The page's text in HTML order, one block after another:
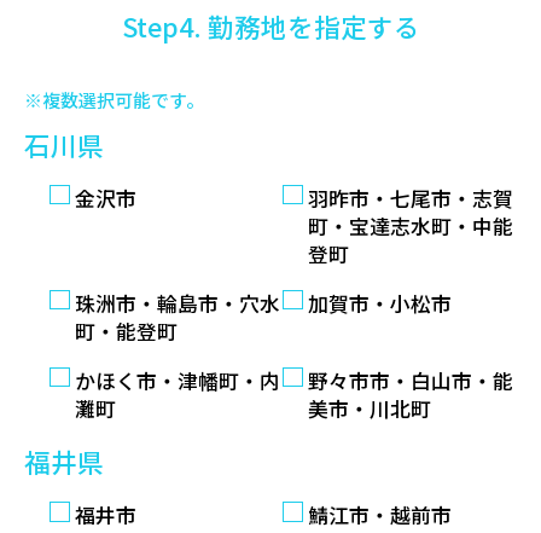
Step4. 勤務地を指定する
※複数選択可能です。
石川県
金沢市
羽昨市・七尾市・志賀
町・宝達志水町・中能
登町
珠洲市・輪島市・穴水
町・能登町
加賀市・小松市
かほく市・津幡町・内
灘町
野々市市・白山市・能
美市・川北町
福井県
福井市
鯖江市・越前市